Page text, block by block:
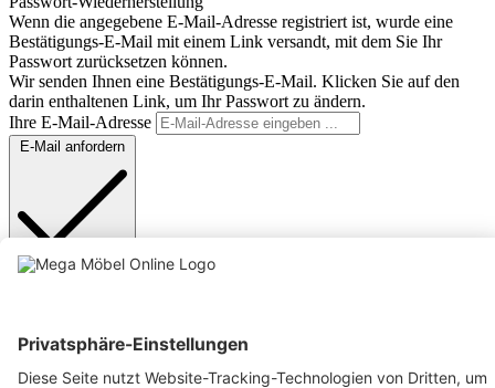
Wenn die angegebene E-Mail-Adresse registriert ist, wurde eine
Bestätigungs-E-Mail mit einem Link versandt, mit dem Sie Ihr
Passwort zurücksetzen können.
Wir senden Ihnen eine Bestätigungs-E-Mail. Klicken Sie auf den
darin enthaltenen Link, um Ihr Passwort zu ändern.
Ihre E-Mail-Adresse
E-Mail anfordern
Monochrom
Niedrige Sättigung